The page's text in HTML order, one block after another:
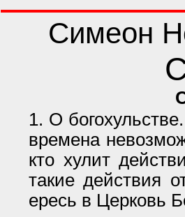
Симеон
1. О
времена
кто хулит
такие действия
ересь в Церковь